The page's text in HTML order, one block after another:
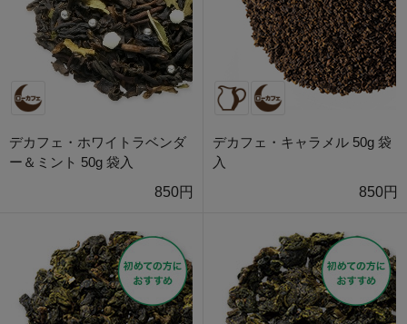
デカフェ・ホワイトラベンダ
ー＆ミント 50g 袋入
850円
デカフェ・キャラメル 50g 袋
入
850円